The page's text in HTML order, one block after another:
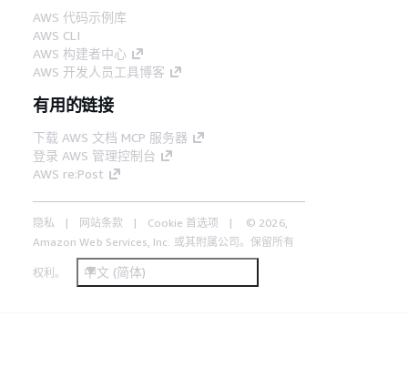
AWS 代码示例库
AWS CLI
AWS 构建者中心
AWS 开发人员工具博客
有用的链接
下载 AWS 文档 MCP 服务器
登录 AWS 管理控制台
AWS re:Post
隐私 网站条款 Cookie 首选项
© 2026,
Amazon Web Services, Inc. 或其附属公司。保留所有
权利。 中文 (简体)